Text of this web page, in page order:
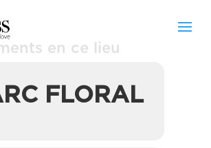
en ce lieu
FLORAL